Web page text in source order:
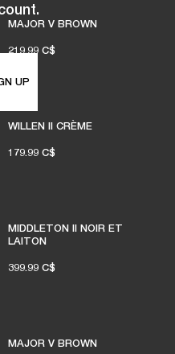
UP
MAJOR V BROWN
219.99 C$
WILLEN II CRÈME
179.99 C$
MIDDLETON II NOIR ET
LAITON
399.99 C$
MAJOR V BROWN